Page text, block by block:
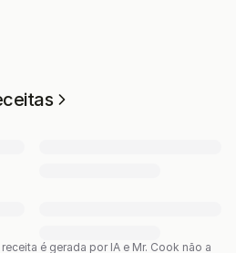
receita é gerada por IA e Mr. Cook não a